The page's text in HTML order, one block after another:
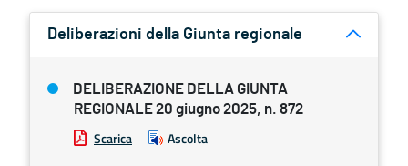
Deliberazioni della Giunta regionale
DELIBERAZIONE DELLA GIUNTA
REGIONALE 20 giugno 2025, n. 872
Scarica Ascolta